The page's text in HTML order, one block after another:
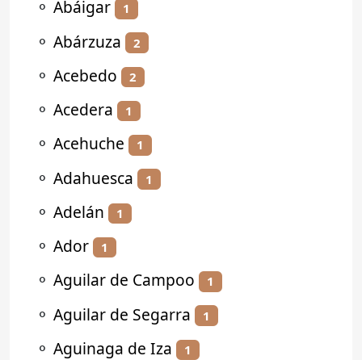
⚬ Abáigar 1
⚬ Abárzuza 2
⚬ Acebedo 2
⚬ Acedera 1
⚬ Acehuche 1
⚬ Adahuesca 1
⚬ Adelán 1
⚬ Ador 1
⚬ Aguilar de Campoo 1
⚬ Aguilar de Segarra 1
⚬ Aguinaga de Iza 1